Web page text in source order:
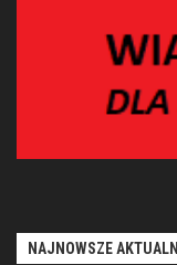
NAJNOWSZE